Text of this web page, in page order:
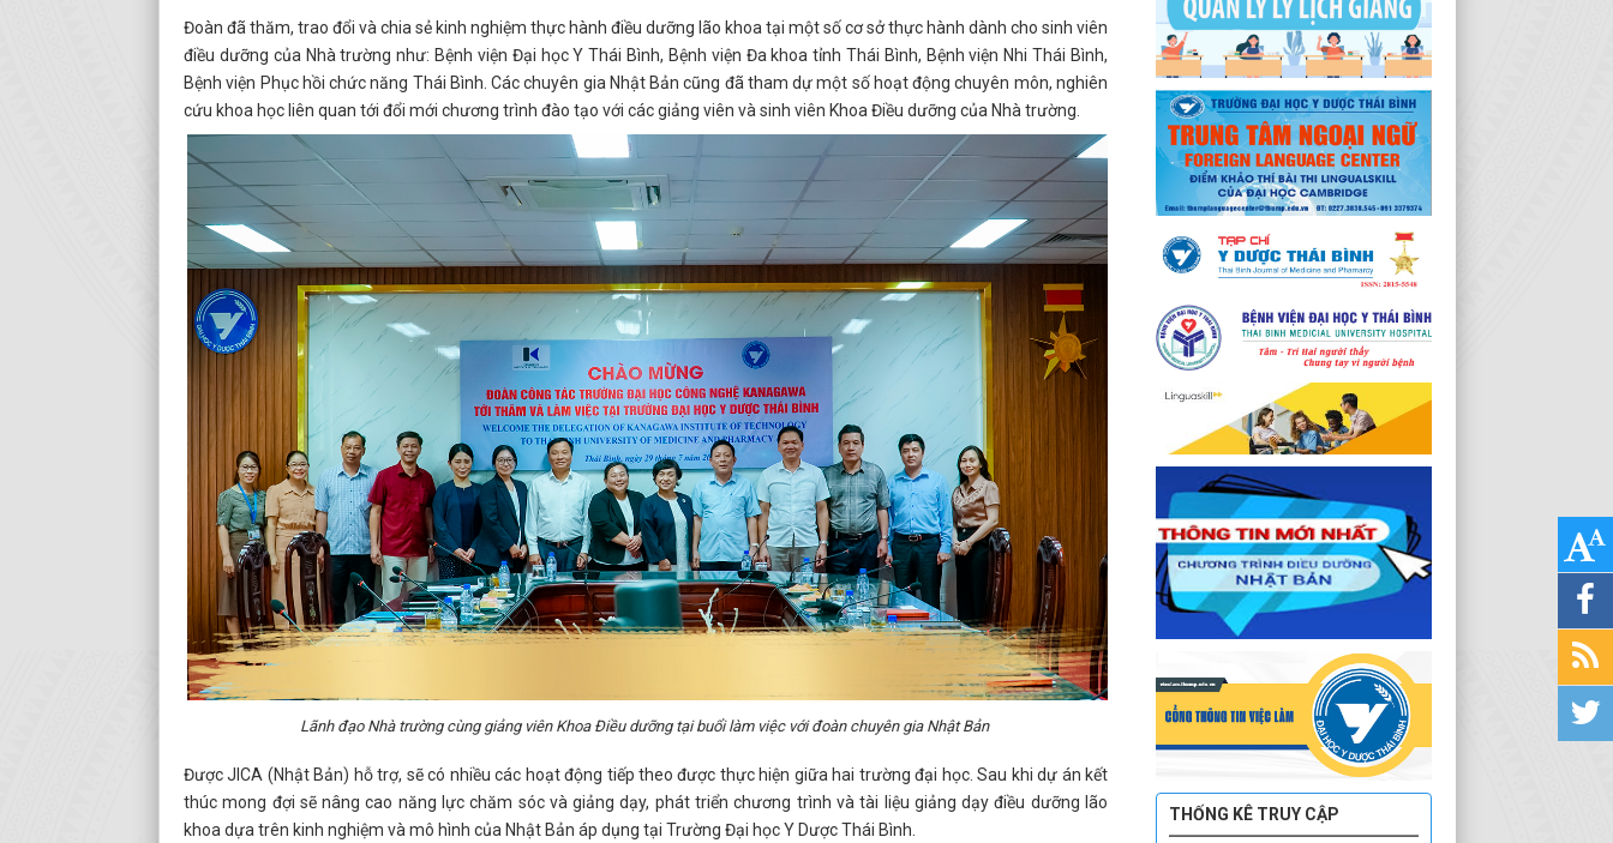
Đoàn đã thăm, trao đổi và chia sẻ kinh nghiệm thực hành điều dưỡng lão khoa tại một số cơ sở thực hành dành cho sinh viên
điều dưỡng của Nhà trường như: Bệnh viện Đại học Y Thái Bình, Bệnh viện Đa khoa tỉnh Thái Bình, Bệnh viện Nhi Thái Bình,
Bệnh viện Phục hồi chức năng Thái Bình. Các chuyên gia Nhật Bản cũng đã tham dự một số hoạt động chuyên môn, nghiên
cứu khoa học liên quan tới đổi mới chương trình đào tạo với các giảng viên và sinh viên Khoa Điều dưỡng của Nhà trường.
Lãnh đạo Nhà trường cùng giảng viên Khoa Điều dưỡng tại buổi làm việc với đoàn chuyên gia Nhật Bản
Được JICA (Nhật Bản) hỗ trợ, sẽ có nhiều các hoạt động tiếp theo được thực hiện giữa hai trường đại học. Sau khi dự án kết
thúc mong đợi sẽ nâng cao năng lực chăm sóc và giảng dạy, phát triển chương trình và tài liệu giảng dạy điều dưỡng lão
khoa dựa trên kinh nghiệm và mô hình của Nhật Bản áp dụng tại Trường Đại học Y Dược Thái Bình.
THỐNG KÊ TRUY CẬP